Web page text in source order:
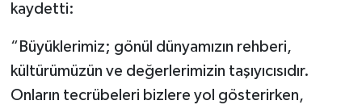
kaydetti:
“Büyüklerimiz; gönül dünyamızın rehberi,
kültürümüzün ve değerlerimizin taşıyıcısıdır.
Onların tecrübeleri bizlere yol gösterirken,